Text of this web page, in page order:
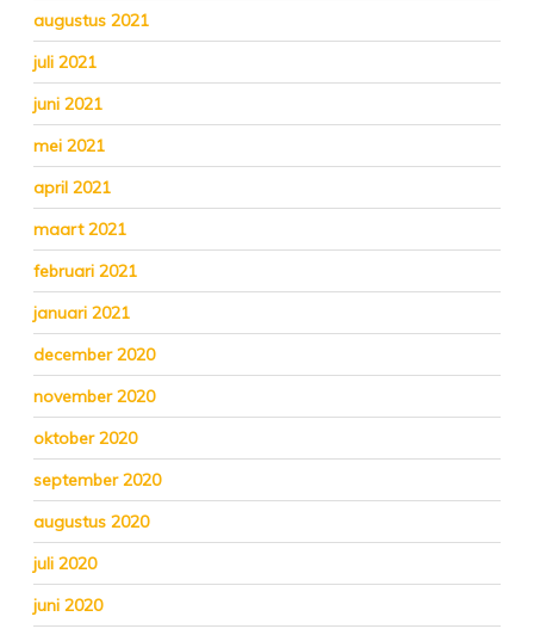
augustus 2021
juli 2021
juni 2021
mei 2021
april 2021
maart 2021
februari 2021
januari 2021
december 2020
november 2020
oktober 2020
september 2020
augustus 2020
juli 2020
juni 2020